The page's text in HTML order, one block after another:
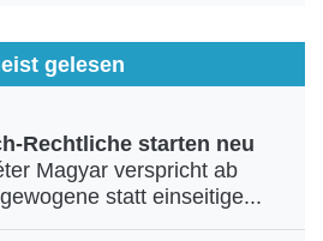
gelesen
Rechtliche starten neu
Magyar verspricht ab
statt einseitige...